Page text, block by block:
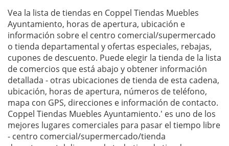
Vea la lista de tiendas en Coppel Tiendas Muebles
Ayuntamiento, horas de apertura, ubicación e
información sobre el centro comercial/supermercado
o tienda departamental y ofertas especiales, rebajas,
cupones de descuento. Puede elegir la tienda de la lista
de comercios que está abajo y obtener información
detallada - otras ubicaciones de tienda de esta cadena,
ubicación, horas de apertura, números de teléfono,
mapa con GPS, direcciones e información de contacto.
Coppel Tiendas Muebles Ayuntamiento.' es uno de los
mejores lugares comerciales para pasar el tiempo libre
- centro comercial/supermercado/tienda